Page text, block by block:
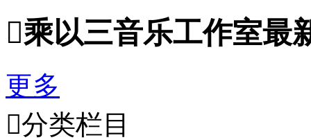
乘以三音乐工作室最
更多
分类栏目